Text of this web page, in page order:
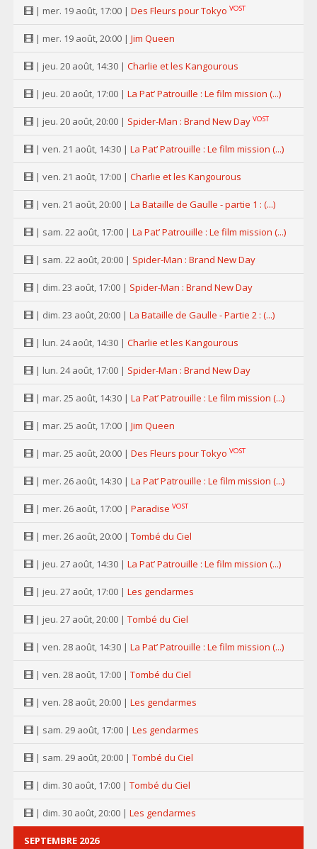
| mer. 19 août, 17:00 | Des Fleurs pour Tokyo VOST
| mer. 19 août, 20:00 | Jim Queen
| jeu. 20 août, 14:30 | Charlie et les Kangourous
| jeu. 20 août, 17:00 | La Pat’ Patrouille : Le film mission (...)
| jeu. 20 août, 20:00 | Spider-Man : Brand New Day VOST
| ven. 21 août, 14:30 | La Pat’ Patrouille : Le film mission (...)
| ven. 21 août, 17:00 | Charlie et les Kangourous
| ven. 21 août, 20:00 | La Bataille de Gaulle - partie 1 : (...)
| sam. 22 août, 17:00 | La Pat’ Patrouille : Le film mission (...)
| sam. 22 août, 20:00 | Spider-Man : Brand New Day
| dim. 23 août, 17:00 | Spider-Man : Brand New Day
| dim. 23 août, 20:00 | La Bataille de Gaulle - Partie 2 : (...)
| lun. 24 août, 14:30 | Charlie et les Kangourous
| lun. 24 août, 17:00 | Spider-Man : Brand New Day
| mar. 25 août, 14:30 | La Pat’ Patrouille : Le film mission (...)
| mar. 25 août, 17:00 | Jim Queen
| mar. 25 août, 20:00 | Des Fleurs pour Tokyo VOST
| mer. 26 août, 14:30 | La Pat’ Patrouille : Le film mission (...)
| mer. 26 août, 17:00 | Paradise VOST
| mer. 26 août, 20:00 | Tombé du Ciel
| jeu. 27 août, 14:30 | La Pat’ Patrouille : Le film mission (...)
| jeu. 27 août, 17:00 | Les gendarmes
| jeu. 27 août, 20:00 | Tombé du Ciel
| ven. 28 août, 14:30 | La Pat’ Patrouille : Le film mission (...)
| ven. 28 août, 17:00 | Tombé du Ciel
| ven. 28 août, 20:00 | Les gendarmes
| sam. 29 août, 17:00 | Les gendarmes
| sam. 29 août, 20:00 | Tombé du Ciel
| dim. 30 août, 17:00 | Tombé du Ciel
| dim. 30 août, 20:00 | Les gendarmes
SEPTEMBRE 2026